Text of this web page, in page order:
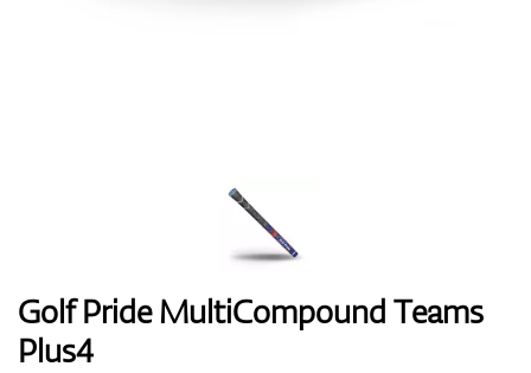
Bagy
Golf Pride MultiCompound Teams
Plus4